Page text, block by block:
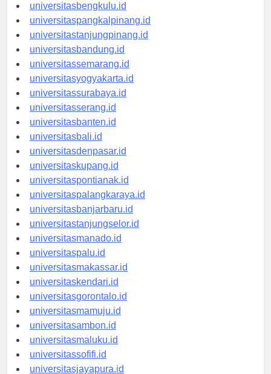
universitaspalembang.id
universitasbengkulu.id
universitaspangkalpinang.id
universitastanjungpinang.id
universitasbandung.id
universitassemarang.id
universitasyogyakarta.id
universitassurabaya.id
universitasserang.id
universitasbanten.id
universitasbali.id
universitasdenpasar.id
universitaskupang.id
universitaspontianak.id
universitaspalangkaraya.id
universitasbanjarbaru.id
universitastanjungselor.id
universitasmanado.id
universitaspalu.id
universitasmakassar.id
universitaskendari.id
universitasgorontalo.id
universitasmamuju.id
universitasambon.id
universitasmaluku.id
universitassofifi.id